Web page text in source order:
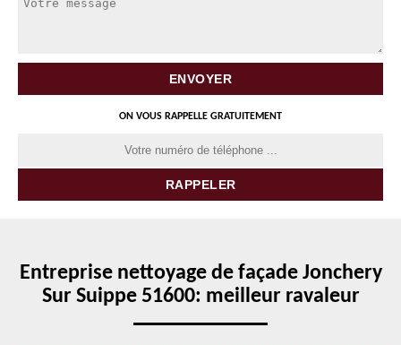
ON VOUS RAPPELLE GRATUITEMENT
Entreprise nettoyage de façade Jonchery
Sur Suippe 51600: meilleur ravaleur